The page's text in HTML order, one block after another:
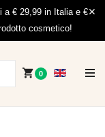
a € 29,99 in Italia e €
cosmetico!
0